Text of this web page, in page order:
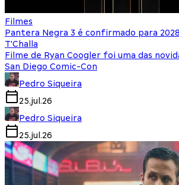
Filmes
Pantera Negra 3 é confirmado para
T'Challa
Filme de Ryan Coogler foi uma das
San Diego Comic-Con
Pedro Siqueira
25.jul.26
Pedro Siqueira
25.jul.26